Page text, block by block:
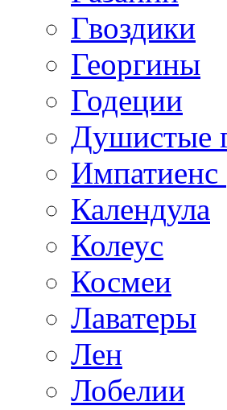
Гвоздики
Георгины
Годеции
Душистые
Импатиенс
Календула
Колеус
Космеи
Лаватеры
Лен
Лобелии